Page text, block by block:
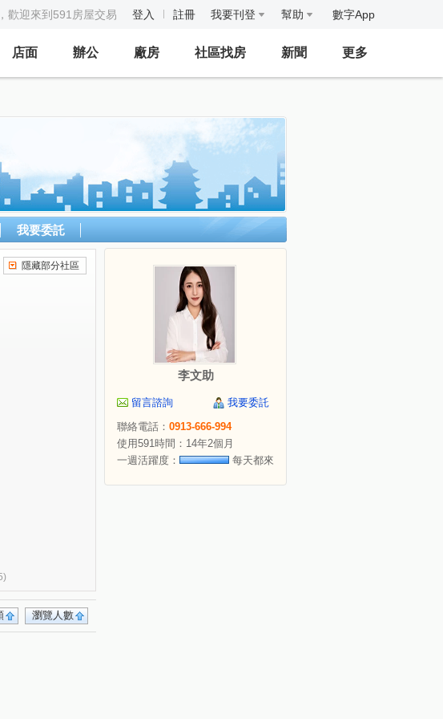
歡迎來到591房屋交易 登入 註冊 我要刊登 幫助 數字App
店面 辦公 廠房 社區找房 新聞 更多
我要委託
隱藏部分社區
瀏覽人數
李文助
留言諮詢
我要委託
聯絡電話： 0913-666-994
使用591時間：14年2個月
一週活躍度：
每天都來